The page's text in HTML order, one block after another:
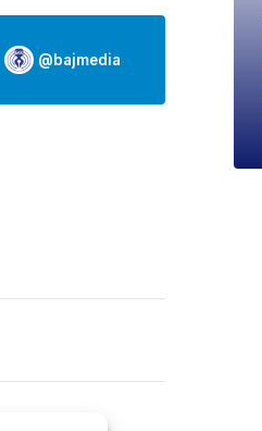
@bajmedia